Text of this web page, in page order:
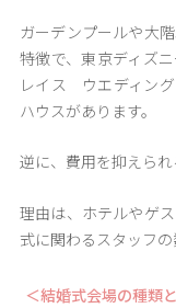
ガーデンプールや大
特徴で、東京ディズ
レイス ウエディン
ハウスがあります。
逆に、費用を抑えられ
理由は、ホテルやゲ
式に関わるスタッフの
＜結婚式会場の種類